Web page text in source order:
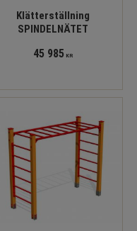
Klätterställning
SPINDELNÄTET
45 985 KR